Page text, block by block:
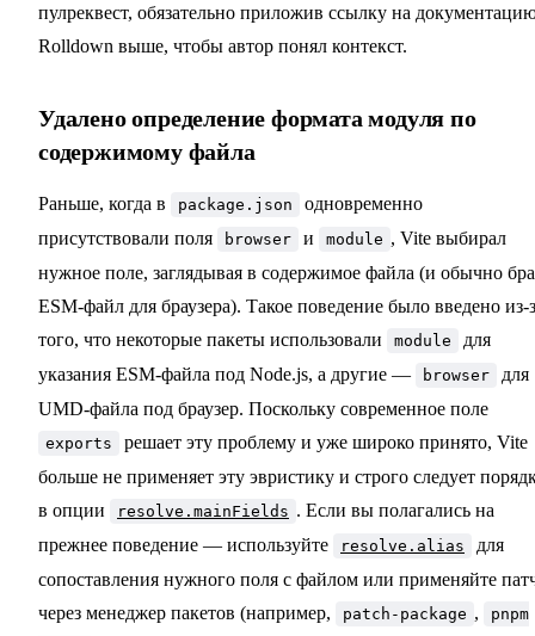
пулреквест, обязательно приложив ссылку на
Rolldown выше, чтобы автор понял контекст.
Удалено определение формата модуля по
содержимому файла
Раньше, когда в package.json
одновременно
присутствовали поля
browser и module , Vite выбирал
нужное поле, заглядывая в содержимое файла (и обычно
ESM-файл для браузера). Такое поведение было введено из-
того, что некоторые пакеты использовали
module
для
указания ESM-файла под Node.js, а другие —
browser
для
UMD-файла под браузер. Поскольку современное поле
exports
решает эту проблему и уже широко принято, Vite
больше не применяет эту эвристику и строго следует
в опции
resolve.mainFields . Если вы полагались на
прежнее поведение — используйте
resolve.alias
для
сопоставления нужного поля с файлом или применяйте
через менеджер пакетов (например,
patch-package ,
pnpm